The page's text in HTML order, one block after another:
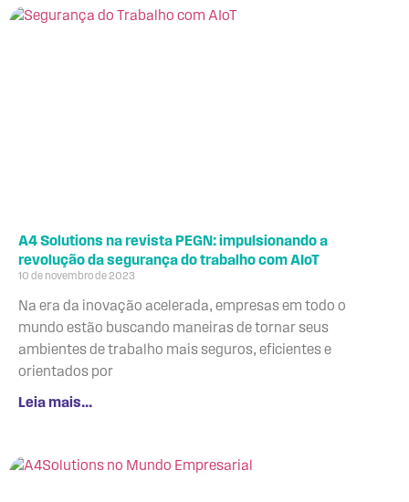
A4 Solutions na revista PEGN: impulsionando a
revolução da segurança do trabalho com AIoT
10 de novembro de 2023
Na era da inovação acelerada, empresas em todo o
mundo estão buscando maneiras de tornar seus
ambientes de trabalho mais seguros, eficientes e
orientados por
Leia mais...